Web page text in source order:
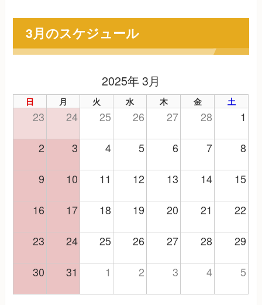
3月のスケジュール
2025年 3月
日 月 火 水 木 金 土
23 24 25 26 27 28 1
2 3 4 5 6 7 8
9 10 11 12 13 14 15
16 17 18 19 20 21 22
23 24 25 26 27 28 29
30 31 1 2 3 4 5